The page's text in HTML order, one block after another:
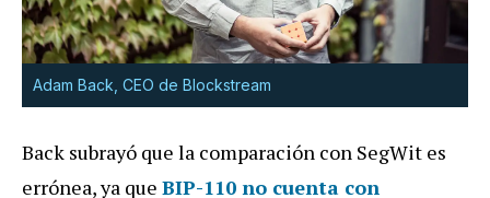
Adam Back, CEO de Blockstream
Back subrayó que la comparación con SegWit es
errónea, ya que BIP-110 no cuenta con